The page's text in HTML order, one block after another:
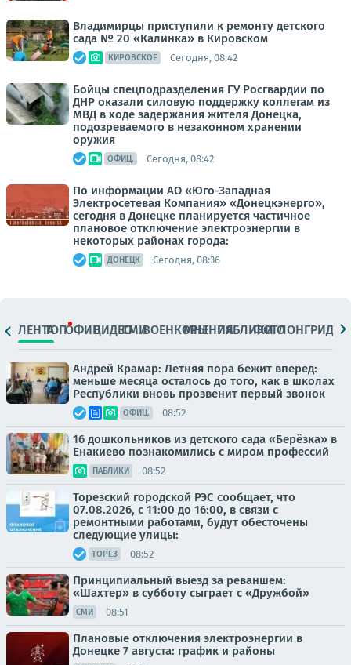
Владимирцы приступили к ремонту детского
сада № 20 «Калинка» в Кировском
КИРОВСКОЕ Сегодня, 08:42
Бойцы спецподразделения ГУ Росгвардии по
ДНР оказали силовую поддержку коллегам из
МВД в ходе задержания жителя Донецка,
подозреваемого в незаконном хранении
оружия
ОФИЦ. Сегодня, 08:42
По информации АО «Юго-Западная
Электросетевая Компания» «Донецкэнерго»,
сегодня в Донецке планируется частичное
плановое отключение электроэнергии в
некоторых районах города:
ДОНЕЦК Сегодня, 08:36
ЛЕНТАТОПОФИЦ.ВИДЕОСМИВОЕНКОРЫМНЕНИЯПАБЛИКИ
ФОТОЛОНГРИДЫ
Андрей Крамар: Летняя пора бежит вперед:
меньше месяца осталось до того, как в школах
Республики вновь прозвенит первый звонок
ОФИЦ. 08:52
16 дошкольников из детского сада «Берёзка» в
Енакиево познакомились с миром профессий
ПАБЛИКИ 08:52
Торезский городской РЭС сообщает, что
07.08.2026, с 11:00 до 16:00, в связи с
ремонтными работами, будут обесточены
следующие улицы:
ТОРЕЗ 08:52
Принципиальный выезд за реваншем:
«Шахтер» в субботу сыграет с «Дружбой»
СМИ 08:51
Плановые отключения электроэнергии в
Донецке 7 августа: график и районы